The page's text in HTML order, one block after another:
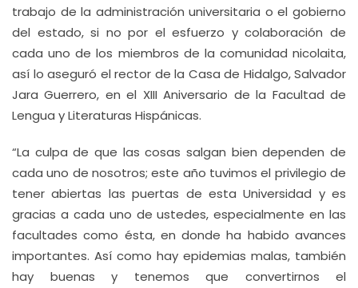
trabajo de la administración universitaria o el gobierno
del estado, si no por el esfuerzo y colaboración de
cada uno de los miembros de la comunidad nicolaita,
así lo aseguró el rector de la Casa de Hidalgo, Salvador
Jara Guerrero, en el XIII Aniversario de la Facultad de
Lengua y Literaturas Hispánicas.
“La culpa de que las cosas salgan bien dependen de
cada uno de nosotros; este año tuvimos el privilegio de
tener abiertas las puertas de esta Universidad y es
gracias a cada uno de ustedes, especialmente en las
facultades como ésta, en donde ha habido avances
importantes. Así como hay epidemias malas, también
hay buenas y tenemos que convertirnos el